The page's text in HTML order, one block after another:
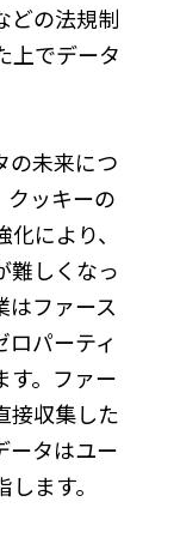
どの法規制
上でデータ
の未来につ
クッキーの
により、
難しくなっ
はファース
ロパーティ
す。ファー
接収集した
ータはユー
ます。